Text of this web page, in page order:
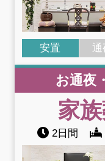
安置 通
お通夜
家
2日間